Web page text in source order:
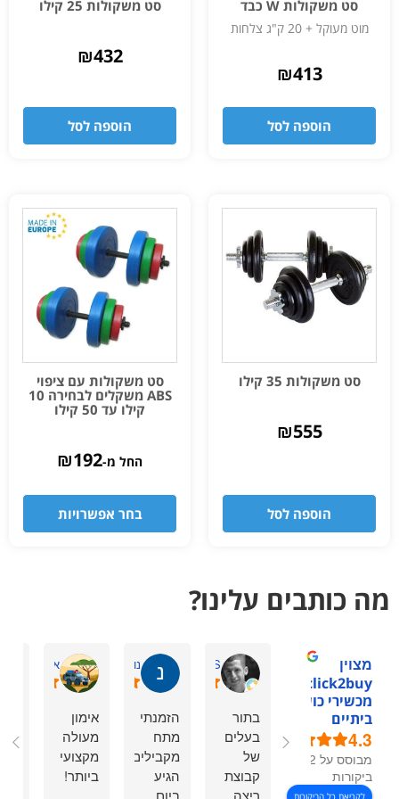
סט משקולות W כבד
מוט מעוקל + 20 ק"ג צלחות
₪413
הוספה לסל
סט משקולות 25 קילו
₪432
הוספה לסל
סט משקולות 35 קילו
₪555
הוספה לסל
סט משקולות עם ציפוי
ABS משקלים לבחירה 10
קילו עד 50 קילו
החל מ- ₪192
בחר אפשרויות
מה כותבים עלינו?
מצוין
מכשירי כושר
ביתיים
4.3
מבוסס על 92
ביקורות
לקריאת כל הביקורות
David S.
בתור
בעלים
של
קבוצת
ריצה
נוי מ.
הזמנתי
מתח
מקבילים,
הגיע
ביום
אסתר דביר
אימון
מעולה
מקצועי
ביותר!
is